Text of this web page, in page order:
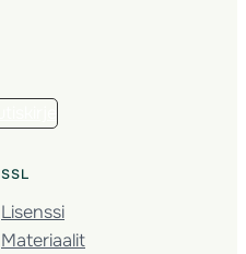
SSL
Lisenssi
Materiaalit